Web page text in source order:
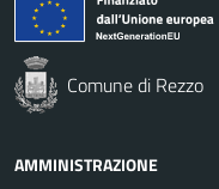
Comune di Rezzo
AMMINISTRAZIONE